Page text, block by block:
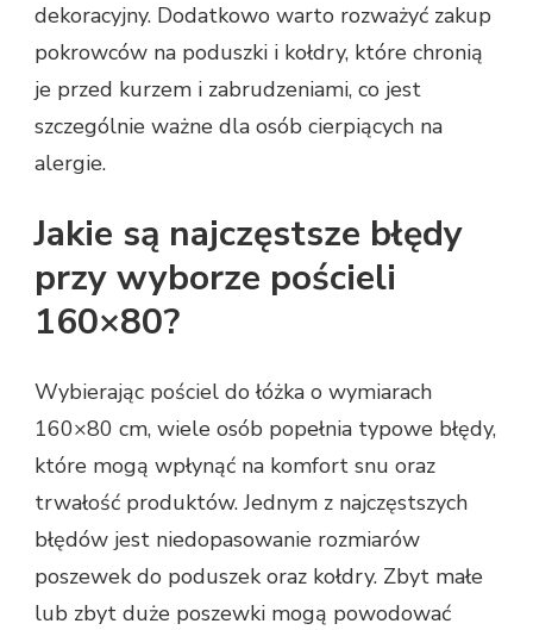
dekoracyjny. Dodatkowo warto rozważyć zakup
pokrowców na poduszki i kołdry, które chronią
je przed kurzem i zabrudzeniami, co jest
szczególnie ważne dla osób cierpiących na
alergie.
Jakie są najczęstsze błędy
przy wyborze pościeli
160×80?
Wybierając pościel do łóżka o wymiarach
160×80 cm, wiele osób popełnia typowe błędy,
które mogą wpłynąć na komfort snu oraz
trwałość produktów. Jednym z najczęstszych
błędów jest niedopasowanie rozmiarów
poszewek do poduszek oraz kołdry. Zbyt małe
lub zbyt duże poszewki mogą powodować